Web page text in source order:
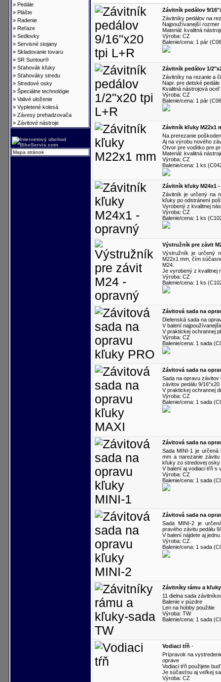
» Pedále
» Plášte
» Radenie
» Reťaze
» Sedlovky
» Servisné stojany
» Skladovanie tovaru
» SR Suntour®
» Sťahovák kľuky
» Sťahováky stredu
» Stredové osky
» Špeciálne technológie
» Valivé uloženie
» Vypletené kolesá
» Závesy prehadzovača
» Závitové nástroje
Mapa stránok
Závitník pedálov 9/
Závitníky pedálov na
Najpoužívanejší rozmer
Materiál: kvalitná
Výroba: CZ
Balenie/cena: 1 pár
Závitník pedálov 1/
Závitníky na rezanie a
Napr. pre detské pedále
Kvalitná nástrojová oceľ
Výroba: CZ
Balenie/cena: 1 pár
Závitník kľuky M22x1
Na prerezanie
Aj na výrobu nového
Otvor pre vodítko pre
Materiál: kvalitná
Výroba: CZ
Balenie/cena: 1 ks
Závitník kľuky M24x1
Závitník je určený na
kľuky po odstránení
Vyrobený z kvalitnej
Výroba: CZ
Balenie/cena: 1 ks
Výstružník pre závit
Výstružník je určený
M22x1 mm, čím
M24.
Je vyrobený z kvalitnej
Výroba: CZ
Balenie/cena: 1 ks
Závitová sada na
Dielenská sada na
V balení
V praktickej ochrannej
Výroba: CZ
Balenie/cena: 1 sada
Závitová sada na
Sada na opravu závitov
závitov pedálu 9/
V praktickej ochrannej
Výroba: CZ
Balenie/cena: 1 sada
Závitová sada na
Sada MINI-1 je určená
mm a narezanie
kľuky zo stredovej
V balení aj vodiaci tŕň s
Výroba: CZ
Balenie/cena: 1 sada
Závitová sada na
Sada MINI-2 je
pravého závitu pedálu
V balení nájdete aj
Výroba: CZ
Balenie/cena: 1 sada
Závitníky rámu a
11 dielna sada
Balenie v púzdre
Len na hobby použitie
Výroba: TW
Balenie/cena: 1 sada
Vodiaci tŕň -
Prípravok na
oprave
Vodiaci tŕň použijete
Je súčasťou aj veľkej
Výroba: CZ